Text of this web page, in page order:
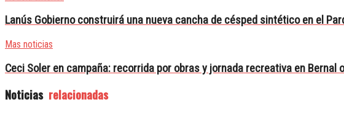
Lanús Gobierno construirá una nueva cancha de césped sintético en el
Mas noticias
Ceci Soler en campaña: recorrida por obras y jornada recreativa en Bernal
Noticias relacionadas